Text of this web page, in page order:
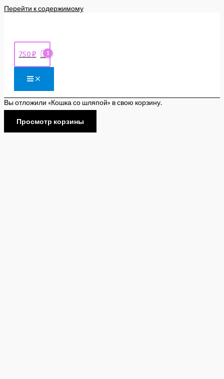
Перейти к содержимому
750₽
Вы отложили «Кошка со шляпой» в свою корзину.
Просмотр корзины